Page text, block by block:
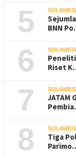
5
BNN
6
Peneliti
Riset
7
JATAM
8
Tiga